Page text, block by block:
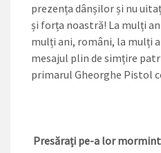
prezența dânșilor și nu
și forța noastră! La mulți
mulți ani, români, la mulți
mesajul plin de simțire
primarul Gheorghe Pistol
Presărați pe-a lor